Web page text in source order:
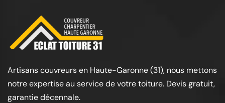
Artisans couvreurs en Haute-Garonne (31), nous mettons
notre expertise au service de votre toiture. Devis gratuit,
garantie décennale.